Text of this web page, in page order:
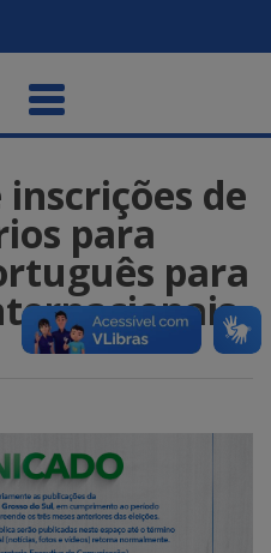
inscrições de
para
para